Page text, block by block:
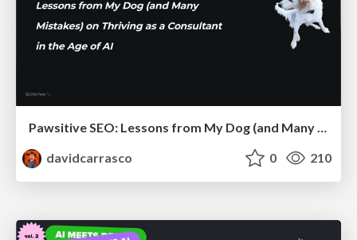
Pawsitive SEO: Lessons from My Dog (and Many Mistakes) on Thriving as a Consultant in the Age of AI
davidcarrasco
0 210